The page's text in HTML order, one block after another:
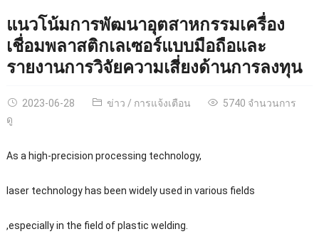
แนวโน้มการพัฒนาอุตสาหกรรมเครื่อง
เชื่อมพลาสติกเลเซอร์แบบมือถือและ
รายงานการวิจัยความเสี่ยงด้านการลงทุน
2023-06-28 ข่าว / การแจ้งเตือน
5740 จำนวนการ
ดู
As a high-precision processing technology,
laser technology has been widely used in various fields
,especially in the field of plastic welding